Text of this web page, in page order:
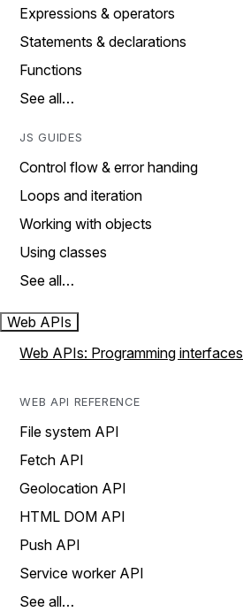
Expressions & operators
Statements & declarations
Functions
See all…
JS GUIDES
Control flow & error handing
Loops and iteration
Working with objects
Using classes
See all…
Web APIs
Web APIs: Programming interfaces
WEB API REFERENCE
File system API
Fetch API
Geolocation API
HTML DOM API
Push API
Service worker API
See all…